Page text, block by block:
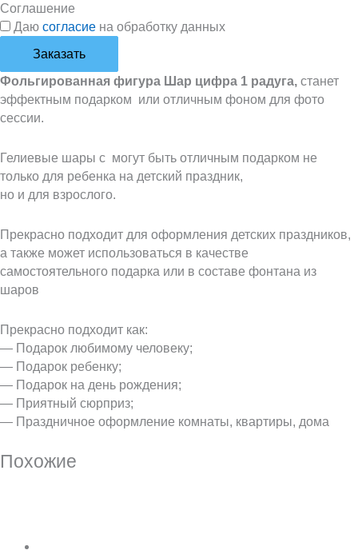
Соглашение
Даю согласие на обработку данных
Заказать
Фольгированная фигура Шар цифра 1 радуга, станет
эффектным подарком или отличным фоном для фото
сессии.
Гелиевые шары с могут быть отличным подарком не
только для ребенка на детский праздник,
но и для взрослого.
Прекрасно подходит для оформления детских праздников,
а также может использоваться в качестве
самостоятельного подарка или в составе фонтана из
шаров
Прекрасно подходит как:
— Подарок любимому человеку;
— Подарок ребенку;
— Подарок на день рождения;
— Приятный сюрприз;
— Праздничное оформление комнаты, квартиры, дома
Похожие